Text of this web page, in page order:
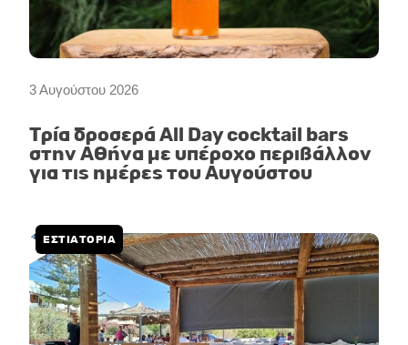
3 Αυγούστου 2026
Τρία δροσερά All Day cocktail bars
στην Αθήνα με υπέροχο περιβάλλον
για τις ημέρες του Αυγούστου
ΕΣΤΙΑΤΟΡΙΑ